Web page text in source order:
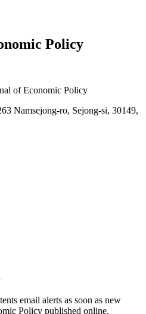
Policy
of Economic Policy
Namsejong-ro, Sejong-si, 30149,
email alerts as soon as new
Policy published online.